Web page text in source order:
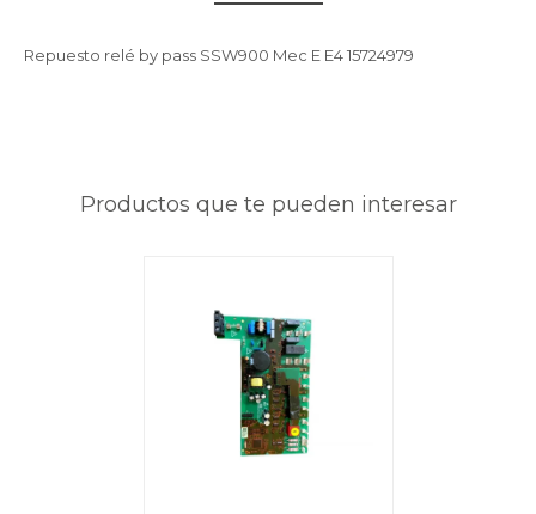
Repuesto relé by pass SSW900 Mec E E4 15724979
Productos que te pueden interesar